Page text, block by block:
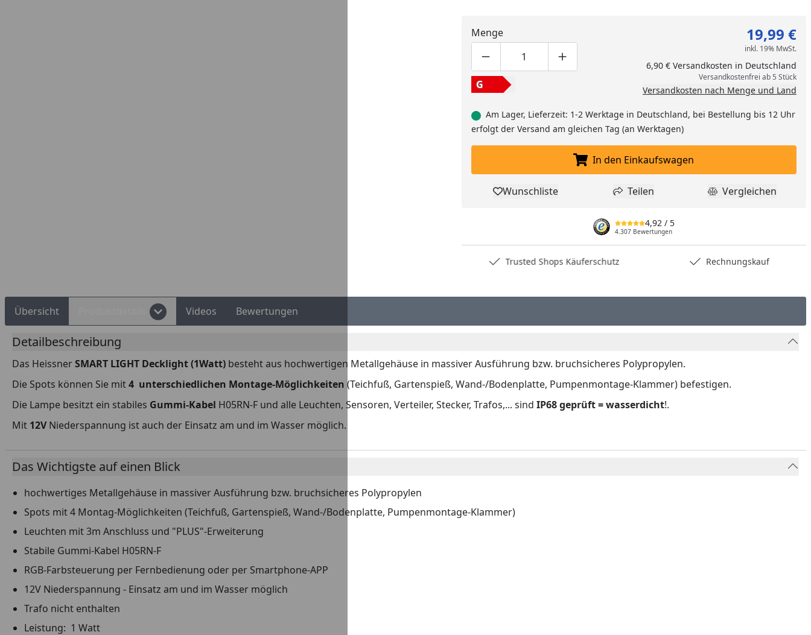
Menge
Produktmenge um eins verringern
Produktmenge manuell eingeben
Produktmenge um eins erhöhen
G
19,99 €
inkl. 19% MwSt.
6,90 € Versandkosten in Deutschland
Versandkostenfrei ab 5 Stück
Versandkosten nach Menge und Land
Am Lager, Lieferzeit: 1-2 Werktage in Deutschland, bei Bestellung bis 12 Uhr
erfolgt der Versand am gleichen Tag (an Werktagen)
In den Einkaufswagen legen
In den Einkaufswagen
Produkt zur Wunschliste hinzufügen
Wunschliste Teilen
Teilen Produkt
Vergleichen
4,92 / 5
4.307 Bewertungen
Trusted Shops Käuferschutz Rechnungskauf
Übersicht Videos Bewertungen
Detailbeschreibung
Das HeissnerSMART LIGHT Decklight (1Watt) besteht aus hochwertigen Metallgehäuse in massiver Ausführung bzw. bruchsicheres Polypropylen.
Die Spots können Sie mit4 unterschiedlichen Montage-Möglichkeiten (Teichfuß, Gartenspieß, Wand-/Bodenplatte, Pumpenmontage-Klammer) befestigen.
Die Lampe besitzt ein stabiles Gummi-Kabel H05RN-F und alle Leuchten, Sensoren, Verteiler, Stecker, Trafos,... sind IP68 geprüft = wasserdicht!.
Mit 12VNiederspannung ist auch der Einsatz am und im Wasser möglich.
Das Wichtigste auf einen Blick
hochwertiges Metallgehäuse in massiver Ausführung bzw. bruchsicheres Polypropylen
Spots mit 4 Montag-Möglichkeiten (Teichfuß, Gartenspieß, Wand-/Bodenplatte, Pumpenmontage-Klammer)
Leuchten mit 3m Anschluss und "PLUS"-Erweiterung
Stabile Gummi-Kabel H05RN-F
RGB-Farbsteuerung per Fernbedienung oder per Smartphone-APP
12V Niederspannung - Einsatz am und im Wasser möglich
Trafo nicht enthalten
Leistung: 1 Watt